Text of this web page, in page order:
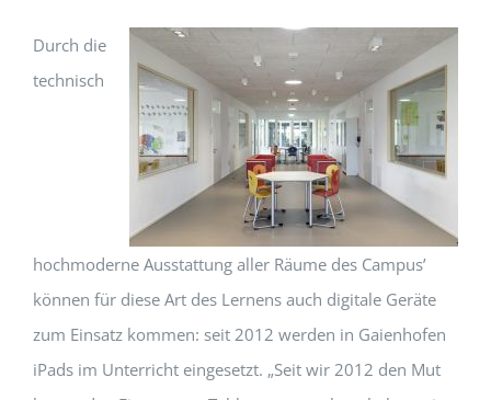
Durch die
technisch
hochmoderne Ausstattung aller Räume des Campus’
können für diese Art des Lernens auch digitale Geräte
zum Einsatz kommen: seit 2012 werden in Gaienhofen
iPads im Unterricht eingesetzt. „Seit wir 2012 den Mut